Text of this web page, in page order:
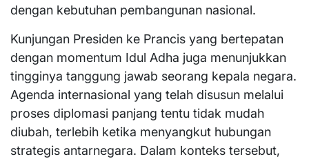
dengan kebutuhan pembangunan nasional.
Kunjungan Presiden ke Prancis yang bertepatan
dengan momentum Idul Adha juga menunjukkan
tingginya tanggung jawab seorang kepala negara.
Agenda internasional yang telah disusun melalui
proses diplomasi panjang tentu tidak mudah
diubah, terlebih ketika menyangkut hubungan
strategis antarnegara. Dalam konteks tersebut,